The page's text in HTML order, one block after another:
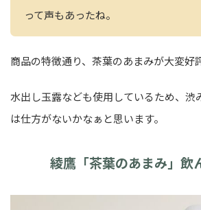
って声もあったね。
商品の特徴通り、茶葉のあまみが大変好
水出し玉露なども使用しているため、渋
は仕方がないかなぁと思います。
綾鷹「茶葉のあまみ」飲